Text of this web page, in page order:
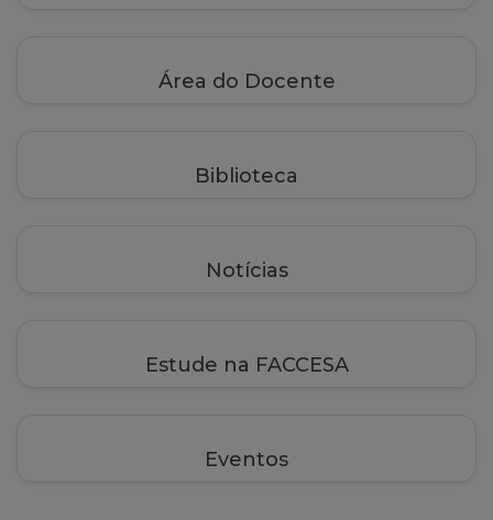
Área do Docente
Biblioteca
Notícias
Estude na FACCESA
Eventos